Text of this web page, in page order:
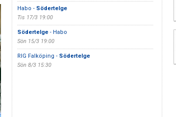
Habo - Södertelge
Tis 17/3 19:00
Södertelge- Habo
Sön 15/3 19:00
RIG Falköping - Södertelge
Sön 8/3 15:30